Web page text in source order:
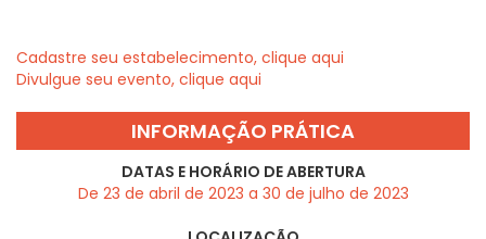
Cadastre seu estabelecimento, clique aqui
Divulgue seu evento, clique aqui
INFORMAÇÃO PRÁTICA
DATAS E HORÁRIO DE ABERTURA
De 23 de abril de 2023 a 30 de julho de 2023